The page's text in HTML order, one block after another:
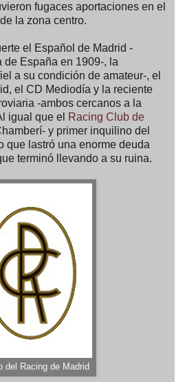
fugaces aportaciones en el
la zona centro.
el Español de Madrid -
España en 1909-, la
a su condición de amateur-, el
el CD Mediodía y la reciente
-ambos cercanos a la
igual que el Racing Club de
y primer inquilino del
que lastró una enorme deuda
terminó llevando a su ruina.
del Racing de Madrid